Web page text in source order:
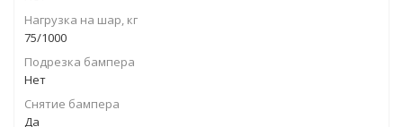
Нагрузка на шар, кг
75/1000
Подрезка бампера
Нет
Снятие бампера
Да